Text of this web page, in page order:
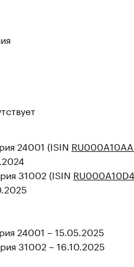
24001 (ISIN
31002 (ISIN
24001 – 15.05.2025
31002 – 16.10.2025